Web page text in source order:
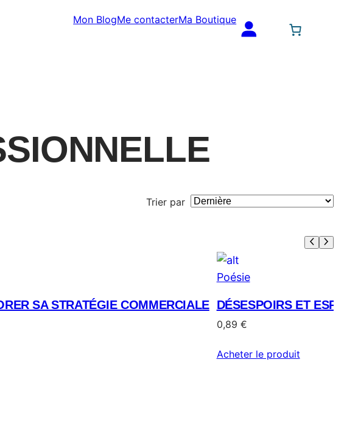
Mon BlogMe contacterMa Boutique
Trier par
SA STRATÉGIE COMMERCIALE
Poésie
DÉSESPOIRS ET
0,89 €
Acheter le produit